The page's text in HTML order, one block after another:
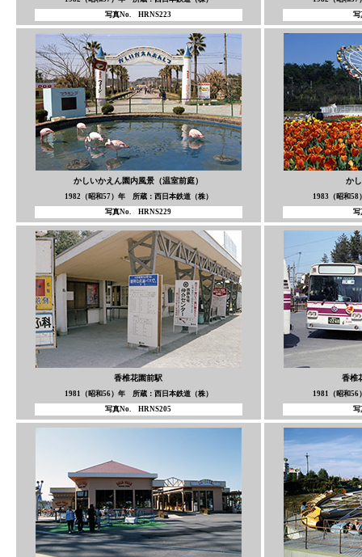
写真No. HRNS223
かしいかえん園内風景（温室前庭）
1982（昭和57）年 所蔵：西日本鉄道（株）
写真No. HRNS229
か
1983（昭和
香椎花園前駅
1981（昭和56）年 所蔵：西日本鉄道（株）
写真No. HRNS205
香椎
1981（昭和